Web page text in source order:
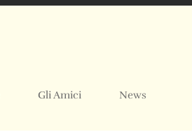
Gli Amici News